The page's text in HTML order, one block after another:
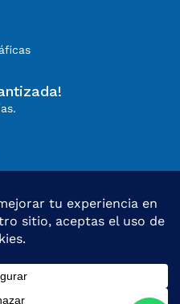
18Hs
los derechos reservados